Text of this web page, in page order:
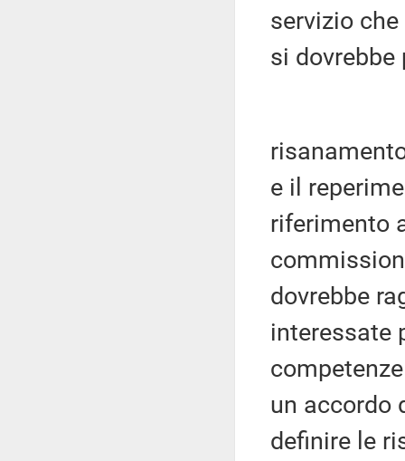
servizio
si
e il
riferimento
dovrebbe
interessate
un accordo
definire le